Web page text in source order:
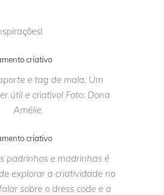
e tag de mala. Um
útil e criativo! Foto: Dona
Amélie.
padrinhos e madrinhas é
explorar a criatividade no
sobre o dress code e a